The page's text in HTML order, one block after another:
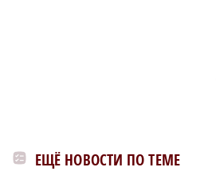
ЕЩЁ НОВОСТИ ПО ТЕМЕ